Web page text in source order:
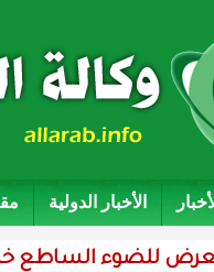
الأخبار الدولية
للضوء الساطع